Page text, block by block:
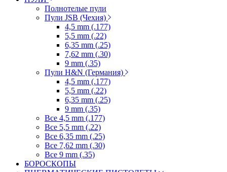
Полнотелые пули
Пули JSB (Чехия)
4,5 mm (.177)
5,5 mm (.22)
6,35 mm (.25)
7,62 mm (.30)
9 mm (.35)
Пули H&N (Германия)
4,5 mm (.177)
5,5 mm (.22)
6,35 mm (.25)
9 mm (.35)
Все 4,5 mm (.177)
Все 5,5 mm (.22)
Все 6,35 mm (.25)
Все 7,62 mm (.30)
Все 9 mm (.35)
БОРОСКОПЫ